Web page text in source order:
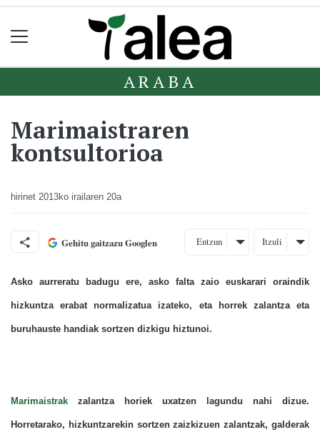
ARABA
Marimaistraren
kontsultorioa
hirinet 2013ko irailaren 20a
Gehitu gaitzazu Googlen Entzun Itzuli
Asko aurreratu badugu ere, asko falta zaio euskarari oraindik
hizkuntza erabat normalizatua izateko, eta horrek zalantza eta
buruhauste handiak sortzen dizkigu hiztunoi.
Marimaistrak zalantza horiek uxatzen lagundu nahi dizue.
Horretarako, hizkuntzarekin sortzen zaizkizuen zalantzak, galderak